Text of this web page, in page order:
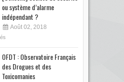
ou système d’alarme
indépendant ?
Août 02, 2018
OFDT : Observatoire Français
des Drogues et des
Toxicomanies